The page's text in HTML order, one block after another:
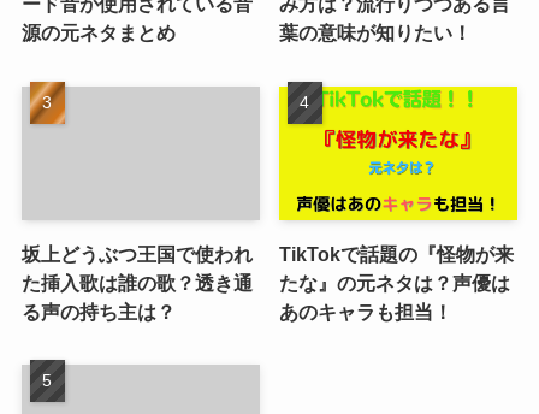
源の元ネタまとめ
葉の意味が知りたい！
坂上どうぶつ王国で使われ
た挿入歌は誰の歌？透き通
る声の持ち主は？
TikTokで話題の『怪物が来
たな』の元ネタは？声優は
あのキャラも担当！